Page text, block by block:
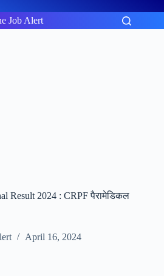
Job Alert
Result 2024 : CRPF पैरामेडिकल
April 16, 2024